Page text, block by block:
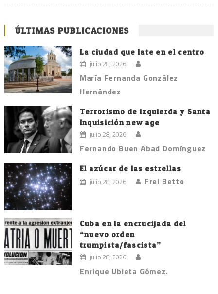
ÚLTIMAS PUBLICACIONES
La ciudad que late en el centro
julio 28, 2026
María Fernanda González
Hernández
Terrorismo de izquierda y Santa
Inquisición new age
julio 28, 2026
Fernando Buen Abad Domínguez
El azúcar de las estrellas
julio 28, 2026 Frei Betto
Cuba en la encrucijada del
“nuevo orden
trumpista/fascista”
julio 28, 2026
Enrique Ubieta Gómez.